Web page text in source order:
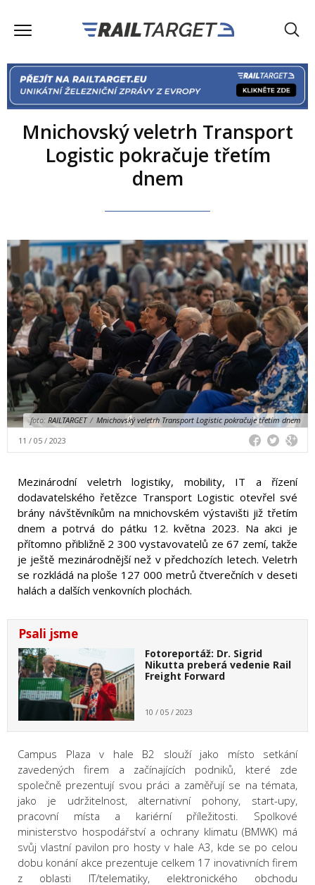
Mnichovský veletrh Transport
Logistic pokračuje třetím
dnem
foto: RAILTARGET / Mnichovský veletrh Transport Logistic pokračuje třetím dnem
11 / 05 / 2023
Mezinárodní veletrh logistiky, mobility, IT a řízení
dodavatelského řetězce Transport Logistic otevřel své
brány návštěvníkům na mnichovském výstavišti již třetím
dnem a potrvá do pátku 12. května 2023. Na akci je
přítomno přibližně 2 300 vystavovatelů ze 67 zemí, takže
je ještě mezinárodnější než v předchozích letech. Veletrh
se rozkládá na ploše 127 000 metrů čtverečních v deseti
halách a dalších venkovních plochách.
Psali jsme
Fotoreportáž: Dr. Sigrid
Nikutta preberá vedenie Rail
Freight Forward
10 / 05 / 2023
Campus Plaza v hale B2 slouží jako místo setkání
zavedených firem a začínajících podniků, které zde
společně prezentují svou práci a zaměřují se na témata,
jako je udržitelnost, alternativní pohony, start-upy,
pracovní místa a kariérní příležitosti. Spolkové
ministerstvo hospodářství a ochrany klimatu (BMWK) má
svůj vlastní pavilon pro hosty v hale A3, kde se po celou
dobu konání akce prezentuje celkem 17 inovativních firem
z oblasti IT/telematiky, elektronického obchodu